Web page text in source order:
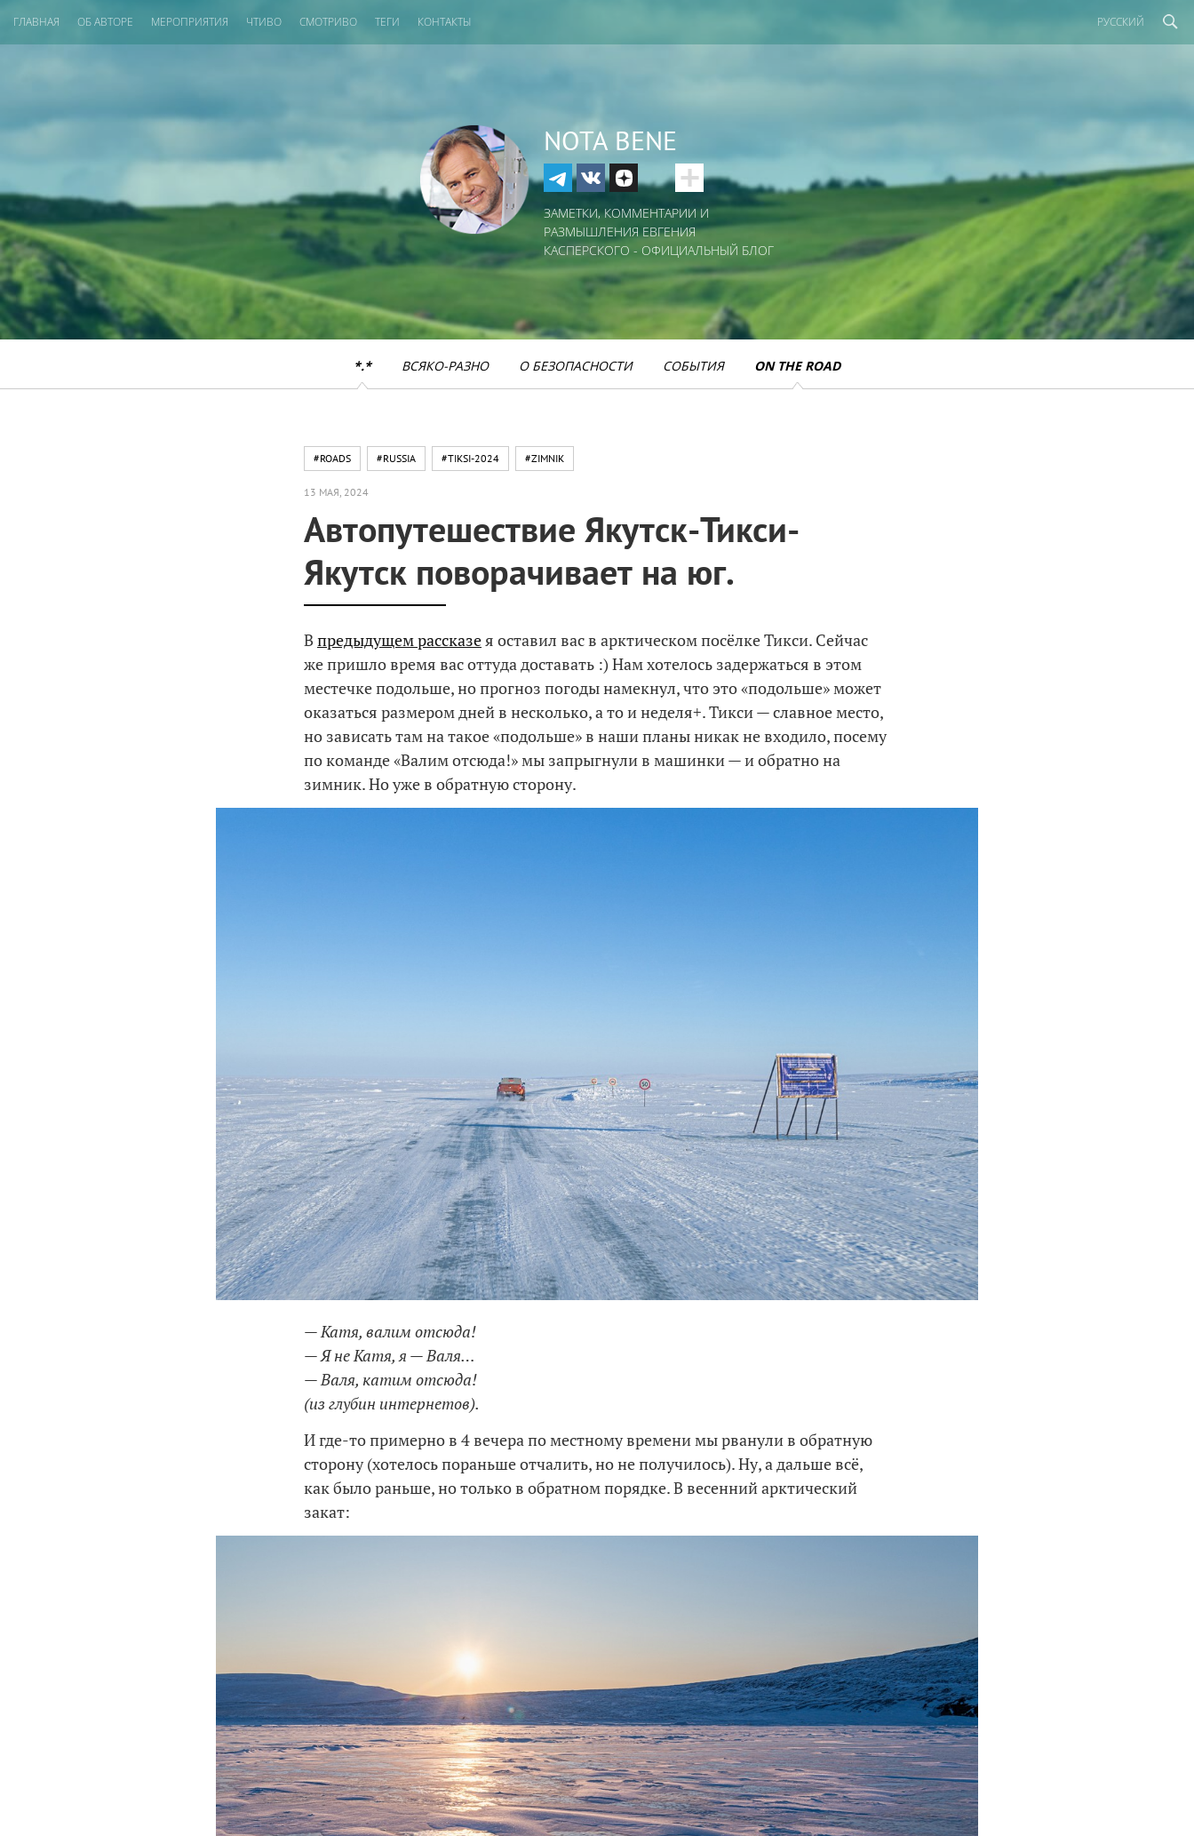
ГЛАВНАЯ ОБ АВТОРЕ МЕРОПРИЯТИЯ ЧТИВО СМОТРИВО ТЕГИ КОНТАКТЫ РУССКИЙ
NOTA BENE
ЗАМЕТКИ, КОММЕНТАРИИ И
РАЗМЫШЛЕНИЯ ЕВГЕНИЯ
КАСПЕРСКОГО - ОФИЦИАЛЬНЫЙ БЛОГ
*.* ВСЯКО-РАЗНО О БЕЗОПАСНОСТИ СОБЫТИЯ ON THE ROAD
#ROADS #RUSSIA #TIKSI-2024 #ZIMNIK
13 МАЯ, 2024
Автопутешествие Якутск-Тикси-
Якутск поворачивает на юг.
В предыдущем рассказея оставил вас в арктическом посёлке Тикси. Сейчас
же пришло время вас оттуда доставать :) Нам хотелось задержаться в этом
местечке подольше, но прогноз погоды намекнул, что это «подольше» может
оказаться размером дней в несколько, а то и неделя+. Тикси — славное место,
но зависать там на такое «подольше» в наши планы никак не входило, посему
по команде «Валим отсюда!» мы запрыгнули в машинки — и обратно на
зимник. Но уже в обратную сторону.
— Катя, валим отсюда!
— Я не Катя, я — Валя…
— Валя, катим отсюда!
(из глубин интернетов).
И где-то примерно в 4 вечера по местному времени мы рванули в обратную
сторону (хотелось пораньше отчалить, но не получилось). Ну, а дальше всё,
как было раньше, но только в обратном порядке. В весенний арктический
закат: